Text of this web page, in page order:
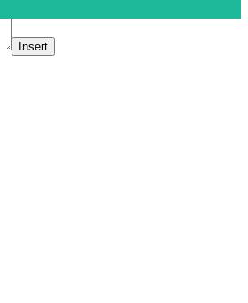
Insert